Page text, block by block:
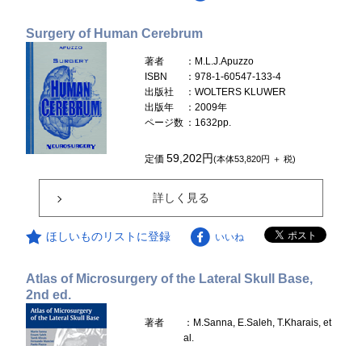
Surgery of Human Cerebrum
著者
：M.L.J.Apuzzo
ISBN
：978-1-60547-133-4
出版社
：WOLTERS KLUWER
出版年
：2009年
ページ数 ：1632pp.
定価59,202円(本体53,820円 ＋ 税)
詳しく見る
ほしいものリストに登録 いいね
Atlas of Microsurgery of the Lateral Skull Base,
2nd ed.
著者
：M.Sanna, E.Saleh, T.Kharais, et
al.